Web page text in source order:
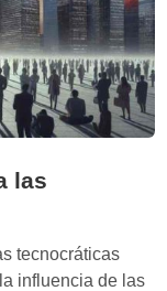
las
tecnocráticas
influencia de las